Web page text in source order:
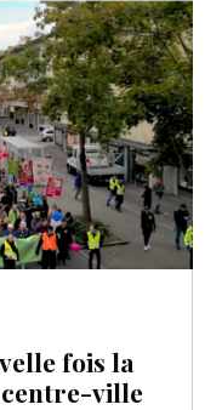
fois la
centre-ville